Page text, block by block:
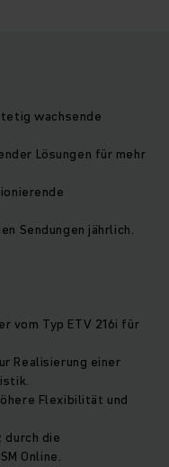
wachsende
Lösungen für mehr
Sendungen jährlich.
vom Typ ETV 216i für
Realisierung einer
Flexibilität und
durch die
Online.